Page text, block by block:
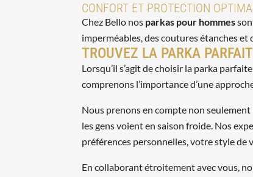
CONFORT ET PROTECTION
Chez Bello nos parkas pour hommes
imperméables, des coutures étanches
TROUVEZ LA PARKA
Lorsqu’il s’agit de choisir la parka
comprenons l’importance d’une
Nous prenons en compte non
les gens voient en saison froide. Nos
préférences personnelles, votre style de
En collaborant étroitement avec vous,